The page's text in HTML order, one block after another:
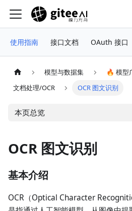
使用指南 接口文档 OAuth 接口
模型与数据集
🔥 模型
文档处理/OCR
OCR 图文识别
本页总览
OCR 图文识别
基本介绍
OCR（Optical Character